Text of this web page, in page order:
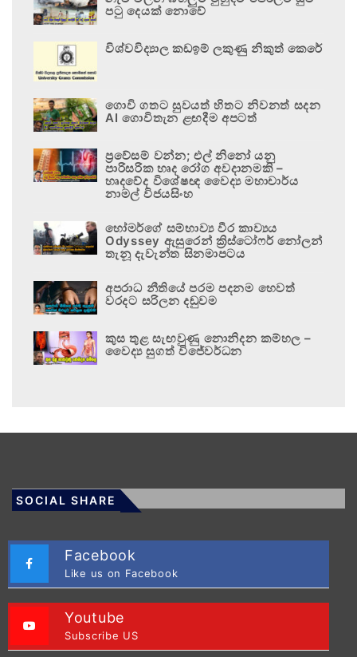
පටු දෙයක් නොවේ
විශ්වවිද්‍යාල කඩඉම් ලකුණු නිකුත් කෙරේ
ගොවි ගතට සුවයත් හිතට නිවනත් සදන
AI ගොවිතැන ළඟදීම අපටත්
ප්‍රවේසම් වන්න; එල් නිනෝ යනු
පාරිසරික හෘද රෝග අවදානමකි –
හෘදවේද විශේෂඥ වෛද්‍ය මහාචාර්ය
නාමල් විජයසිංහ
හෝමර්ගේ සම්භාව්‍ය වීර කාව්‍යය
Odyssey ඇසුරෙන් ක්‍රිස්ටෝෆර් නෝලන්
තැනූ දැවැන්ත සිනමාපටය
අපරාධ නීතියේ පරම පදනම හෙවත්
වරදට සරිලන දඬුවම
කුස තුළ සැඟවුණු නොනිදන කම්හල –
වෛද්‍ය සුගත් විජේවර්ධන
SOCIAL SHARE
Facebook
Like us on Facebook
Youtube
Subscribe US